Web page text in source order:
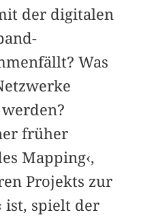
der digitalen
Was
früher
Mapping‹,
Projekts zur
ist, spielt der